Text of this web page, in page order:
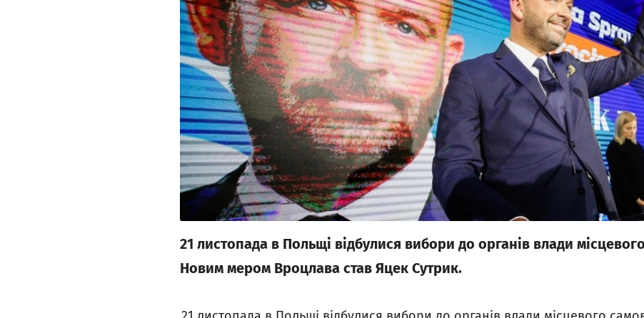
21 листопада в Польщі відбулися вибори до органів влади
Новим мером Вроцлава став Яцек Сутрик.